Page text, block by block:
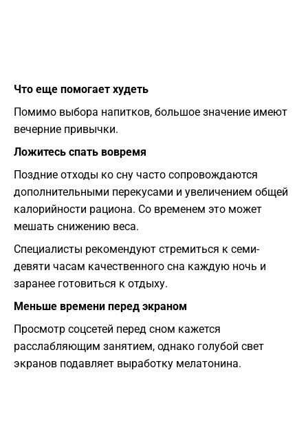
Что еще помогает худеть
Помимо выбора напитков, большое значение имеют
вечерние привычки.
Ложитесь спать вовремя
Поздние отходы ко сну часто сопровождаются
дополнительными перекусами и увеличением общей
калорийности рациона. Со временем это может
мешать снижению веса.
Специалисты рекомендуют стремиться к семи-
девяти часам качественного сна каждую ночь и
заранее готовиться к отдыху.
Меньше времени перед экраном
Просмотр соцсетей перед сном кажется
расслабляющим занятием, однако голубой свет
экранов подавляет выработку мелатонина.